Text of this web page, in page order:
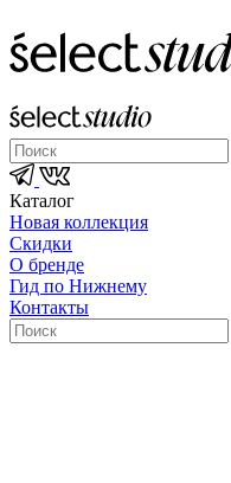
Каталог
Новая коллекция
Скидки
О бренде
Гид по Нижнему
Контакты